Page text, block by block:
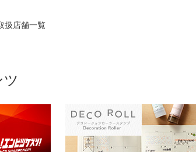
扱店舗一覧